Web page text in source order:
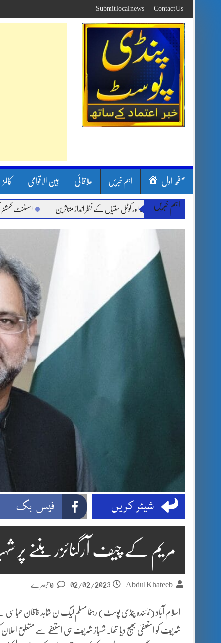
to
content
Contact Us
Submit local news
صفحہ اول اہم خبریں علاقائی بین الاقوامی کالمز
اہم خبریں
لینڈ سلائیڈنگ اور کوٹلی ستیاں کے نظر انداز متاثرین اسسٹنٹ کمشنر
شیئر کریں فیس بک
مریم کے چیف آرگنائزر بننے پر
Abdul Khateeb
02/02/2023
اسلام آباد (نمائندہ پنڈی پوسٹ) رہنما مسلم لیگ ن شاہد خاقان عباسی